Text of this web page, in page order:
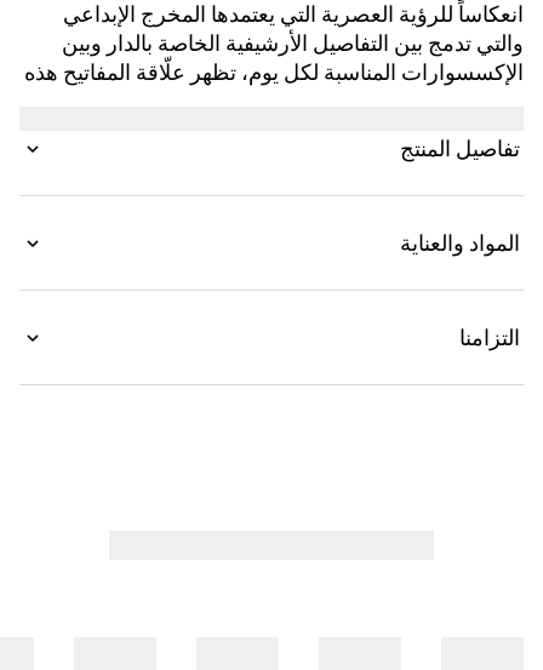
انعكاساً للرؤية العصرية التي يعتمدها المخرج الإبداعي
والتي تدمج بين التفاصيل الأرشيفية الخاصة بالدار وبين
الإكسسوارات المناسبة لكل يوم، تظهر علّاقة المفاتيح هذه
تفاصيل المنتج
المواد والعناية
التزامنا